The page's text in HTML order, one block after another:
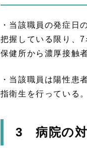
・当該職員の発症日
把握している限り、
保健所から濃厚接触
・当該職員は陽性患
指衛生を行っている。
3 病院の